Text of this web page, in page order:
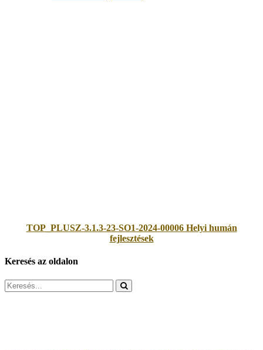
TOP_PLUSZ-3.1.3-23-SO1-2024-00006 Helyi humán
fejlesztések
Keresés az oldalon
Search
for: